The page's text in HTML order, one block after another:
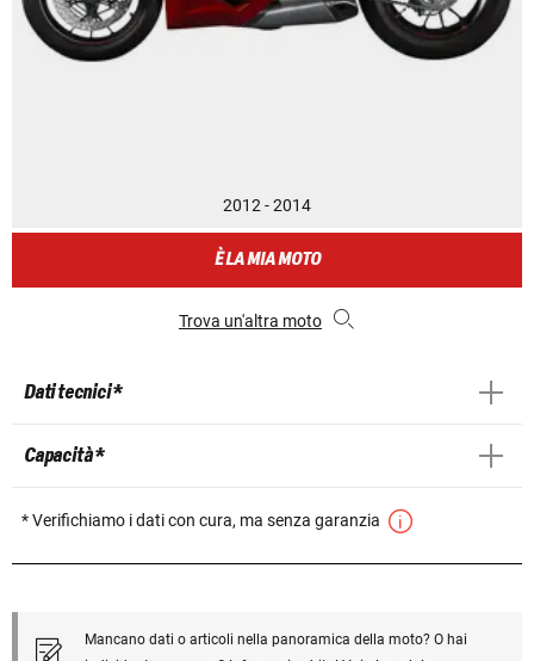
2012 - 2014
È LA MIA MOTO
Trova un'altra moto
Dati tecnici *
Capacità *
* Verifichiamo i dati con cura, ma senza garanzia
Mancano dati o articoli nella panoramica della moto? O hai